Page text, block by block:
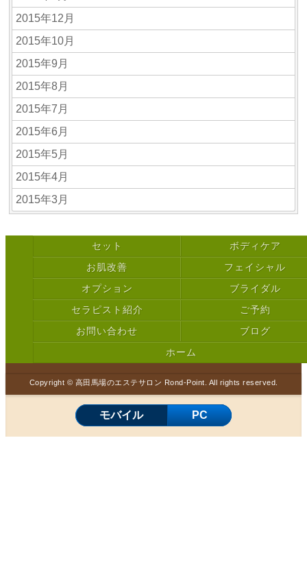
2015年12月
2015年10月
2015年9月
2015年8月
2015年7月
2015年6月
2015年5月
2015年4月
2015年3月
セット
ボディケア
お肌改善
フェイシャル
オプション
ブライダル
セラピスト紹介
ご予約
お問い合わせ
ブログ
ホーム
Copyright © 高田馬場のエステサロン Rond-Point. All rights reserved.
モバイル PC